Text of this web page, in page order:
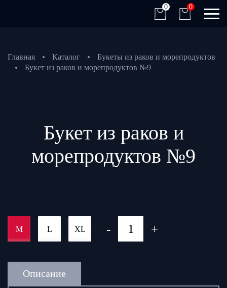
0 0
Главная Каталог
Букеты из раков и морепродуктов
Букет из раков и морепродуктов №9
Букет из раков и
морепродуктов №9
M L XL - +
Описание